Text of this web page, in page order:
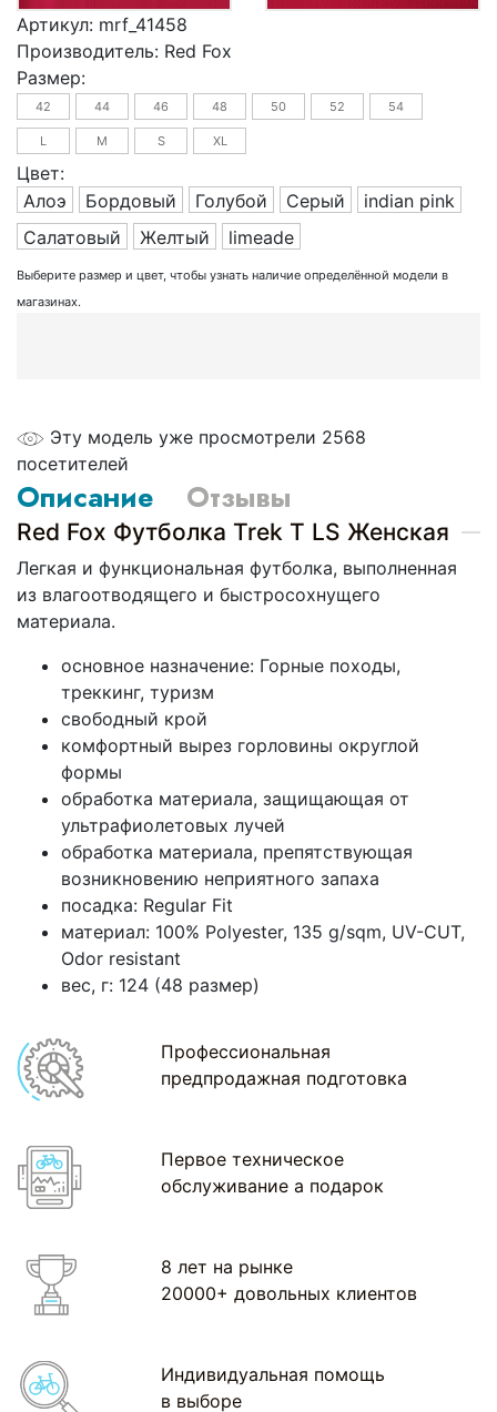
Артикул: mrf_41458
Производитель: Red Fox
Размер:
42 44 46 48 50 52 54
L M S XL
Цвет:
Алоэ
Бордовый Голубой Серый
indian pink
Салатовый
Желтый limeade
Выберите размер и цвет, чтобы узнать наличие определённой модели в
магазинах.
Эту модель уже просмотрели 2568
посетителей
Описание Отзывы
Red Fox Футболка Trek T LS Женская
Легкая и функциональная футболка, выполненная
из влагоотводящего и быстросохнущего
материала.
основное назначение: Горные походы,
треккинг, туризм
свободный крой
комфортный вырез горловины округлой
формы
обработка материала, защищающая от
ультрафиолетовых лучей
обработка материала, препятствующая
возникновению неприятного запаха
посадка: Regular Fit
материал: 100% Polyester, 135 g/sqm, UV-СUT,
Odor resistant
вес, г: 124 (48 размер)
Профессиональная
предпродажная подготовка
Первое техническое
обслуживание а подарок
8 лет на рынке
20000+ довольных клиентов
Индивидуальная помощь
в выборе